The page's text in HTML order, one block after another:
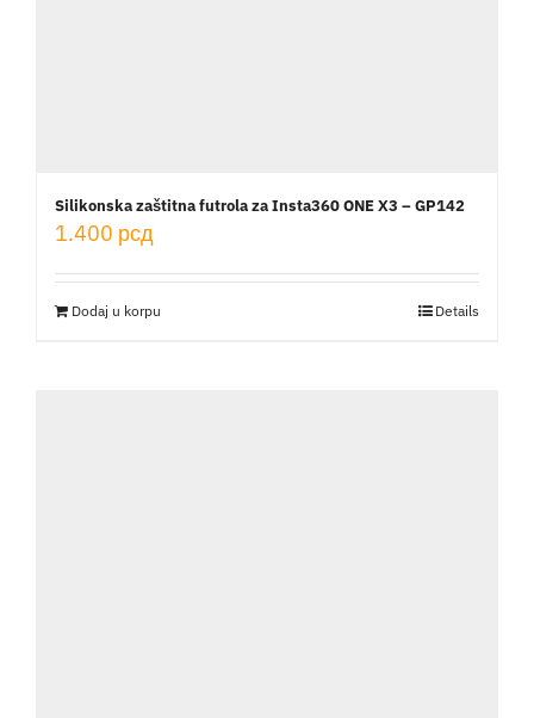
Silikonska zaštitna futrola za Insta360 ONE X3 – GP142
1.400 рсд
Dodaj u korpu Details